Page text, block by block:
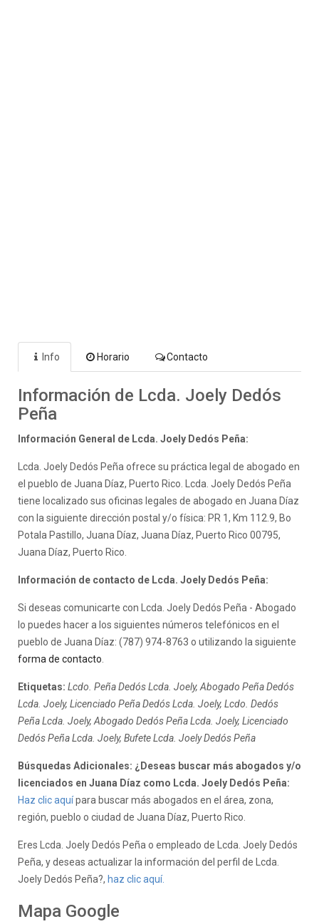
Info Horario Contacto
Información de Lcda. Joely Dedós
Peña
Información General de Lcda. Joely Dedós Peña:
Lcda. Joely Dedós Peña ofrece su práctica legal de abogado en
el pueblo de Juana Díaz, Puerto Rico. Lcda. Joely Dedós Peña
tiene localizado sus oficinas legales de abogado en Juana Díaz
con la siguiente dirección postal y/o física: PR 1, Km 112.9, Bo
Potala Pastillo, Juana Díaz, Juana Díaz, Puerto Rico 00795,
Juana Díaz, Puerto Rico.
Información de contacto de Lcda. Joely Dedós Peña:
Si deseas comunicarte con Lcda. Joely Dedós Peña - Abogado
lo puedes hacer a los siguientes números telefónicos en el
pueblo de Juana Díaz: (787) 974-8763 o utilizando la siguiente
forma de contacto
Etiquetas: Lcdo. Peña Dedós Lcda. Joely, Abogado Peña Dedós
Lcda. Joely, Licenciado Peña Dedós Lcda. Joely, Lcdo. Dedós
Peña Lcda. Joely, Abogado Dedós Peña Lcda. Joely, Licenciado
Dedós Peña Lcda. Joely, Bufete Lcda. Joely Dedós Peña
Búsquedas Adicionales: ¿Deseas buscar más abogados y/o
licenciados en Juana Díaz como Lcda. Joely Dedós Peña:
Haz clic aquípara buscar más abogados en el área, zona,
región, pueblo o ciudad de Juana Díaz, Puerto Rico.
Eres Lcda. Joely Dedós Peña o empleado de Lcda. Joely Dedós
Peña, y deseas actualizar la información del perfil de Lcda.
Joely Dedós Peña?, haz clic aquí.
Mapa Google